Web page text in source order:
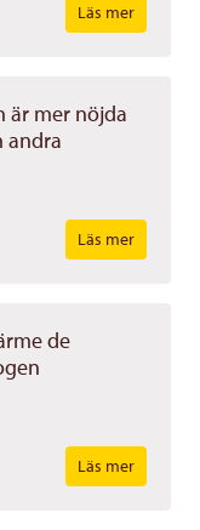
Läs mer
är mer nöjda
andra
Läs mer
de
Läs mer